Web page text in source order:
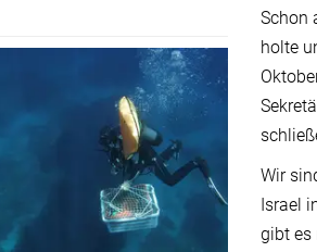
Schon
holte
Wir
Israel
gibt es